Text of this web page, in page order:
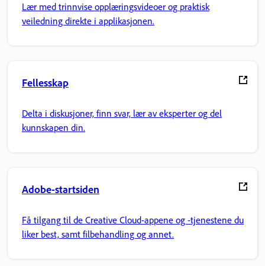
Lær med trinnvise opplæringsvideoer og praktisk
veiledning direkte i applikasjonen.
Fellesskap
Delta i diskusjoner, finn svar, lær av eksperter og del
kunnskapen din.
Adobe-startsiden
Få tilgang til de Creative Cloud-appene og -tjenestene du
liker best, samt filbehandling og annet.